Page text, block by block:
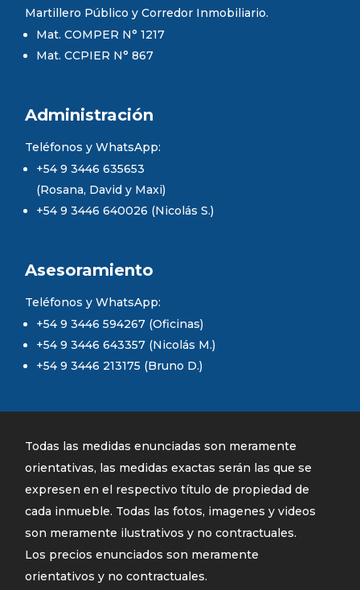
Martillero Público y Corredor Inmobiliario.
Mat. COMPER N° 1217
Mat. CCPIER N° 867
Administración
Teléfonos y WhatsApp:
+54 9 3446 635653
(Rosana, David y Maxi)
+54 9 3446 640026 (Nicolás S.)
Asesoramiento
Teléfonos y WhatsApp:
+54 9 3446 594267 (Oficinas)
+54 9 3446 643357 (Nicolás M.)
+54 9 3446 213175 (Bruno D.)
Todas las medidas enunciadas son meramente
orientativas, las medidas exactas serán las que se
expresen en el respectivo título de propiedad de
cada inmueble. Todas las fotos, imagenes y videos
son meramente ilustrativos y no contractuales.
Los precios enunciados son meramente
orientativos y no contractuales.